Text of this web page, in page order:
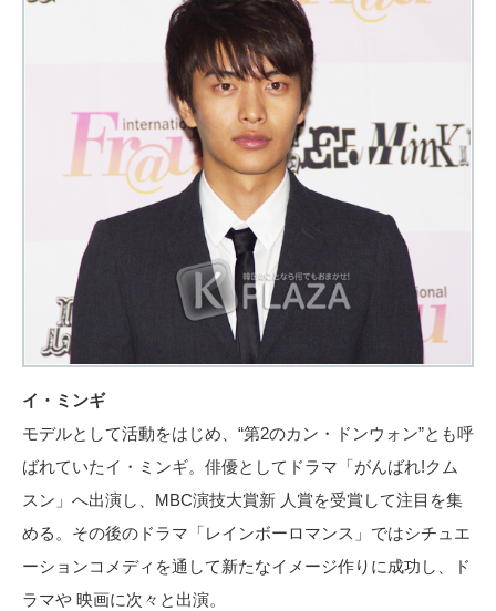
イ・ミンギ
モデルとして活動をはじめ、“第2のカン・ドンウォン”とも呼
ばれていたイ・ミンギ。俳優としてドラマ「がんばれ!クム
スン」へ出演し、MBC演技大賞新 人賞を受賞して注目を集
める。その後のドラマ「レインボーロマンス」ではシチュエ
ーションコメディを通して新たなイメージ作りに成功し、ド
ラマや 映画に次々と出演。